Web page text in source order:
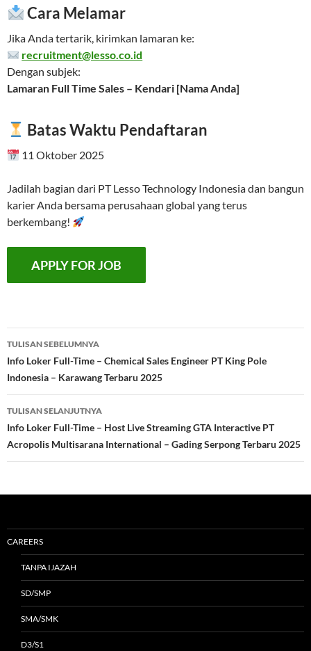
Cara Melamar
Jika Anda tertarik, kirimkan lamaran ke:
recruitment@lesso.co.id
Dengan subjek:
Lamaran Full Time Sales – Kendari [Nama Anda]
Batas Waktu Pendaftaran
11 Oktober 2025
Jadilah bagian dari PT Lesso Technology Indonesia dan bangun
karier Anda bersama perusahaan global yang terus
berkembang!
Navigasi
Tulisan
TULISAN SEBELUMNYA
Info Loker Full-Time – Chemical Sales Engineer PT King Pole
Indonesia – Karawang Terbaru 2025
TULISAN SELANJUTNYA
Info Loker Full-Time – Host Live Streaming GTA Interactive PT
Acropolis Multisarana International – Gading Serpong Terbaru 2025
CAREERS
TANPA IJAZAH
SD/SMP
SMA/SMK
D3/S1